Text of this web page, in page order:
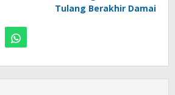
Tulang Berakhir Damai